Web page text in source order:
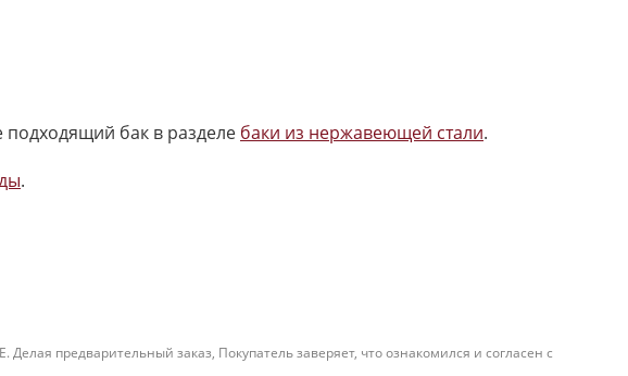
бак в разделе баки из нержавеющей стали.
.
предварительный заказ, Покупатель заверяет, что ознакомился и согласен с